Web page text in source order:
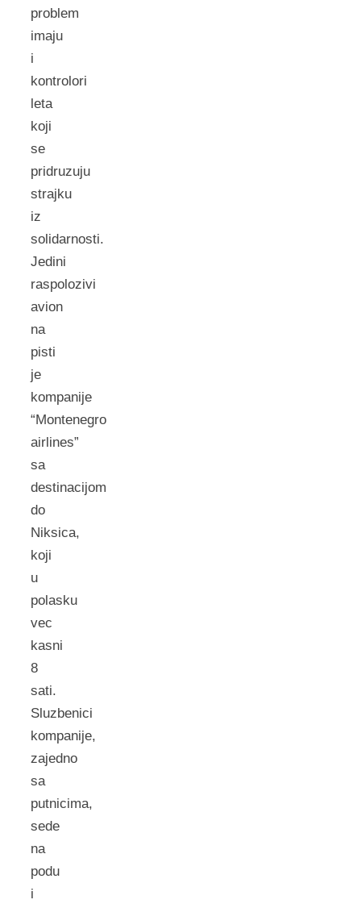
problem
imaju
i
kontrolori
leta
koji
se
pridruzuju
strajku
iz
solidarnosti.
Jedini
raspolozivi
avion
na
pisti
je
kompanije
“Montenegro
airlines”
sa
destinacijom
do
Niksica,
koji
u
polasku
vec
kasni
8
sati.
Sluzbenici
kompanije,
zajedno
sa
putnicima,
sede
na
podu
i